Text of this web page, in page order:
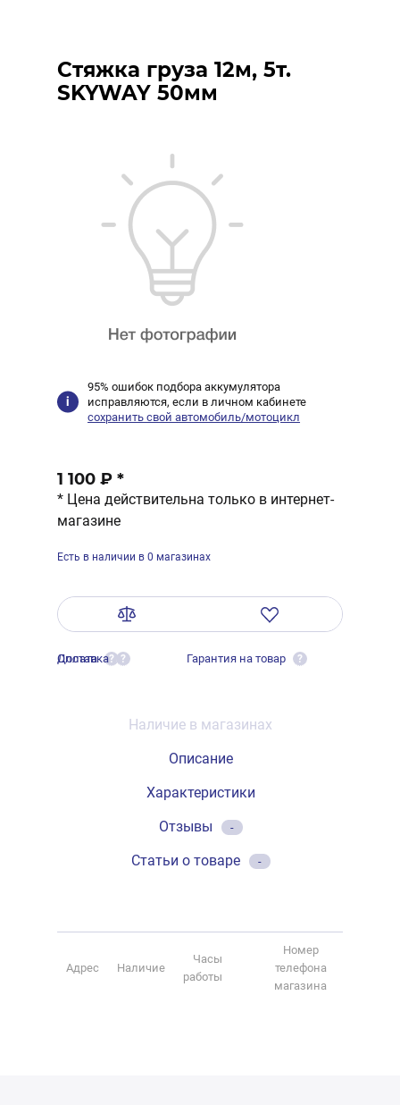
Стяжка груза 12м, 5т.
SKYWAY 50мм
95% ошибок подбора аккумулятора
исправляются, если в личном кабинете
сохранить свой автомобиль/мотоцикл
1 100 ₽ *
* Цена действительна только в интернет-
магазине
Есть в наличии в 0 магазинах
Оплата ?
Доставка ? Гарантия на товар ?
Наличие в магазинах
Описание
Характеристики
Отзывы
-
Статьи о товаре -
Адрес Наличие
Часы
работы
Номер
телефона
магазина